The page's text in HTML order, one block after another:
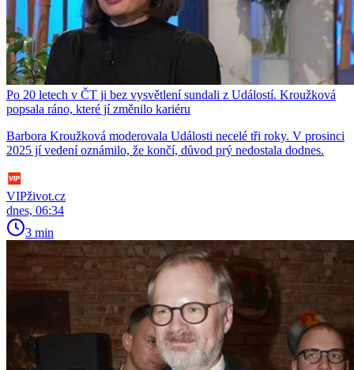
Po 20 letech v ČT ji bez vysvětlení sundali z Událostí. Kroužková
popsala ráno, které jí změnilo kariéru
Barbora Kroužková moderovala Události necelé tři roky. V prosinci
2025 jí vedení oznámilo, že končí, důvod prý nedostala dodnes.
VIPživot.cz
dnes, 06:34
3 min